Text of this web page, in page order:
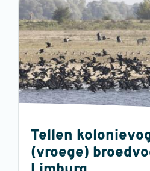
Tellen
(vroege)